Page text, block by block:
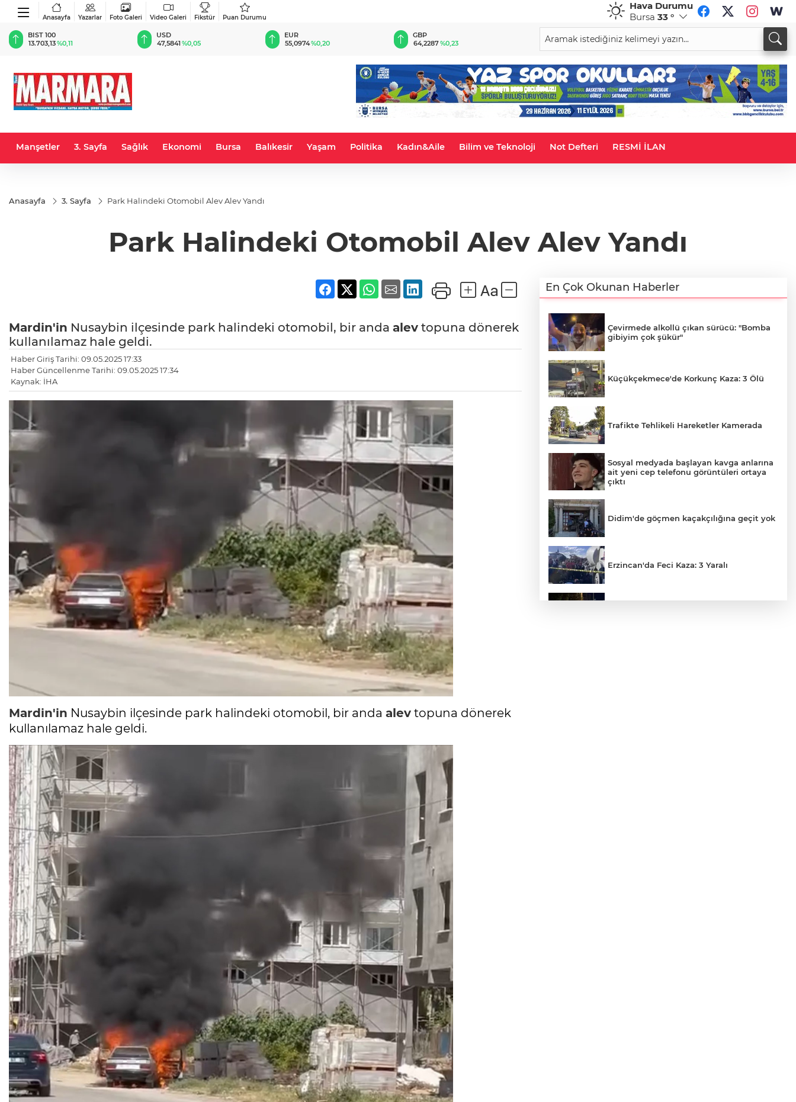
Anasayfa Yazarlar Foto Galeri Video Galeri Fikstür Puan Durumu
Hava Durumu
Bursa 33 °
BIST 100
13.703,13%0,11
USD
47,5841%0,05
EUR
55,0974%0,20
GBP
64,2287%0,23
CHF
59,0051 %0,15
33,9627
Manşetler 3. Sayfa Sağlık Ekonomi Bursa Balıkesir Yaşam Politika Kadın&Aile Bilim ve Teknoloji Not Defteri RESMİ İLAN
Anasayfa 3. Sayfa Park Halindeki Otomobil Alev Alev Yandı
Park Halindeki Otomobil Alev Alev Yandı
Mardin'in Nusaybin ilçesinde park halindeki otomobil, bir anda alev topuna dönerek
kullanılamaz hale geldi.
Haber Giriş Tarihi: 09.05.2025 17:33
Haber Güncellenme Tarihi: 09.05.2025 17:34
Kaynak: İHA
Mardin'in Nusaybin ilçesinde park halindeki otomobil, bir anda alev topuna dönerek
kullanılamaz hale geldi.
En Çok Okunan Haberler
Çevirmede alkollü çıkan sürücü: "Bomba
gibiyim çok şükür"
Küçükçekmece'de Korkunç Kaza: 3 Ölü
Trafikte Tehlikeli Hareketler Kamerada
Sosyal medyada başlayan kavga anlarına
ait yeni cep telefonu görüntüleri ortaya
çıktı
Didim'de göçmen kaçakçılığına geçit yok
Erzincan'da Feci Kaza: 3 Yaralı